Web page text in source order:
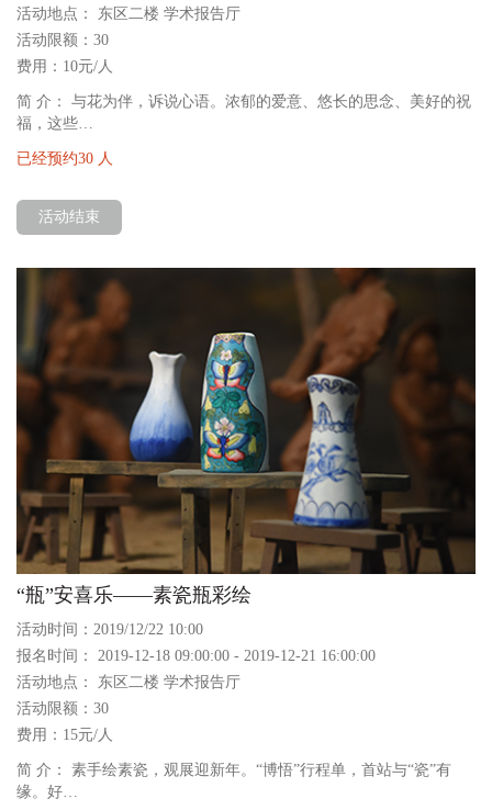
活动地点： 东区二楼 学术报告厅
活动限额：30
费用：10元/人
简 介： 与花为伴，诉说心语。浓郁的爱意、悠长的思念、美好的祝
福，这些…
已经预约30 人
活动结束
“瓶”安喜乐——素瓷瓶彩绘
活动时间：2019/12/22 10:00
报名时间： 2019-12-18 09:00:00 - 2019-12-21 16:00:00
活动地点： 东区二楼 学术报告厅
活动限额：30
费用：15元/人
简 介： 素手绘素瓷，观展迎新年。“博悟”行程单，首站与“瓷”有
缘。好…